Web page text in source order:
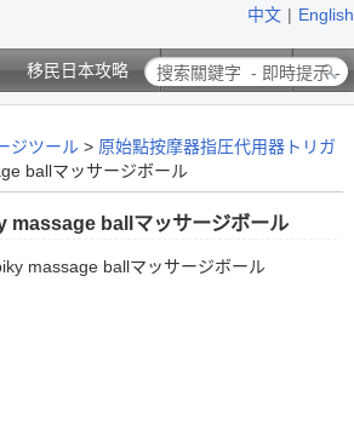
中文 | English
移民日本攻略 聯絡我們
ジツール > 原始點按摩器指圧代用器トリガ
ballマッサージボール
massage ballマッサージボール
massage ballマッサージボール